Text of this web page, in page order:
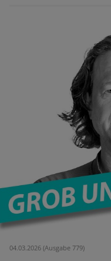
04.03.2026 (Ausgabe 779)